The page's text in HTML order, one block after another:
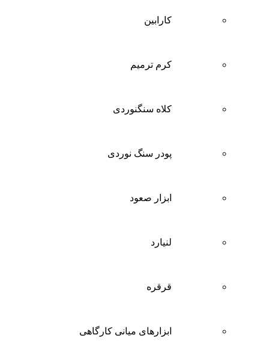
کارابین
کرم ترمیم
کلاه سنگنوردی
پودر سنگ نوردی
ابزار صعود
لنیارد
قرقره
ابزارهای میانی کارگاهی